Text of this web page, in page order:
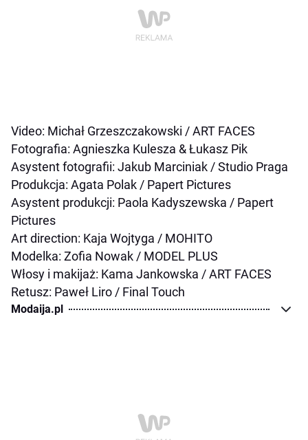
Video: Michał Grzeszczakowski / ART FACES
Fotografia: Agnieszka Kulesza & Łukasz Pik
Asystent fotografii: Jakub Marciniak / Studio Praga
Produkcja: Agata Polak / Papert Pictures
Asystent produkcji: Paola Kadyszewska / Papert
Pictures
Art direction: Kaja Wojtyga / MOHITO
Modelka: Zofia Nowak / MODEL PLUS
Włosy i makijaż: Kama Jankowska / ART FACES
Retusz: Paweł Liro / Final Touch
Modaija.pl